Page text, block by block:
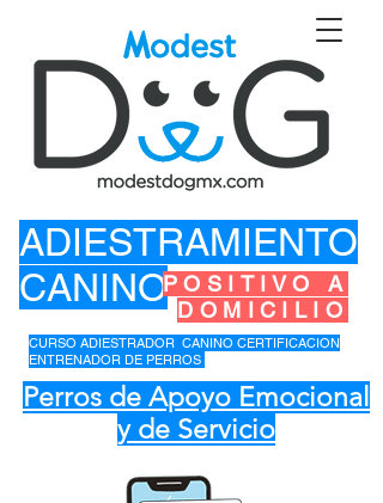
ADIESTRAMIENTO
CANINOPOSITIVO A
DOMICILIO
Perros de Apoyo Emocional
y de Servicio
CURSO ADIESTRADOR CANINO CERTIFICACION
ENTRENADOR DE PERROS